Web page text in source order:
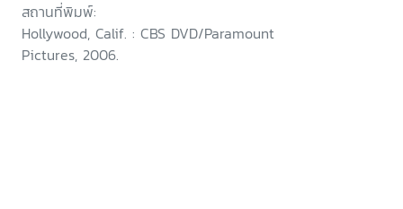
สถานที่พิมพ์:
Hollywood, Calif. : CBS DVD/Paramount
Pictures, 2006.